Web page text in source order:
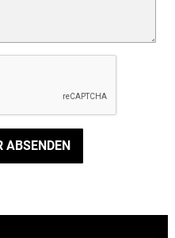
ABSENDEN